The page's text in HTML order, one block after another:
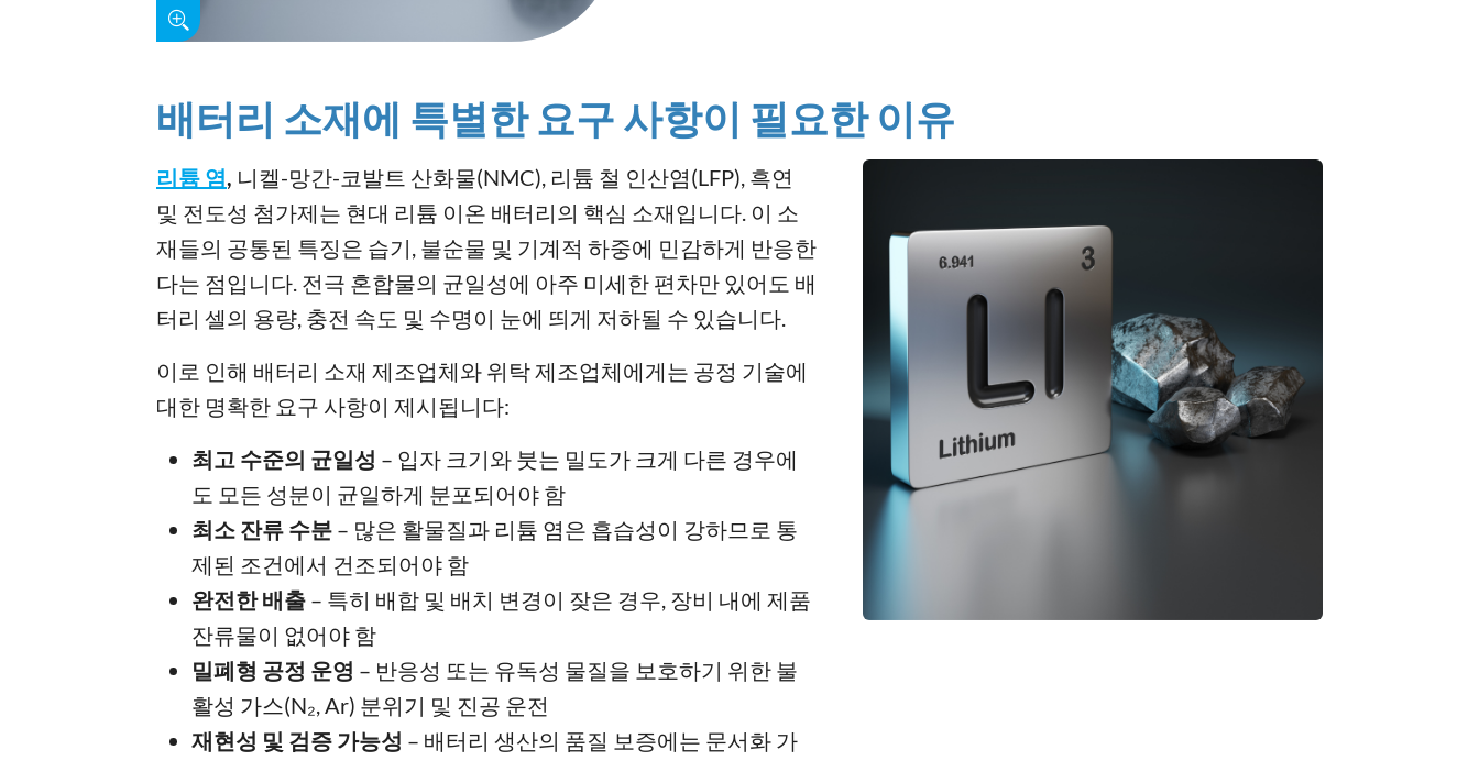
배터리 소재에 특별한 요구 사항이 필요한 이유
리튬 염, 니켈-망간-코발트 산화물(NMC), 리튬 철 인산염(LFP), 흑연
및 전도성 첨가제는 현대 리튬 이온 배터리의 핵심 소재입니다. 이 소
재들의 공통된 특징은 습기, 불순물 및 기계적 하중에 민감하게 반응한
다는 점입니다. 전극 혼합물의 균일성에 아주 미세한 편차만 있어도 배
터리 셀의 용량, 충전 속도 및 수명이 눈에 띄게 저하될 수 있습니다.
이로 인해 배터리 소재 제조업체와 위탁 제조업체에게는 공정 기술에
대한 명확한 요구 사항이 제시됩니다:
최고 수준의 균일성 – 입자 크기와 붓는 밀도가 크게 다른 경우에
도 모든 성분이 균일하게 분포되어야 함
최소 잔류 수분 – 많은 활물질과 리튬 염은 흡습성이 강하므로 통
제된 조건에서 건조되어야 함
완전한 배출 – 특히 배합 및 배치 변경이 잦은 경우, 장비 내에 제품
잔류물이 없어야 함
밀폐형 공정 운영 – 반응성 또는 유독성 물질을 보호하기 위한 불
활성 가스(N₂, Ar) 분위기 및 진공 운전
재현성 및 검증 가능성 – 배터리 생산의 품질 보증에는 문서화 가